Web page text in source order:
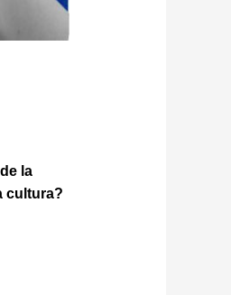
la
cultura?